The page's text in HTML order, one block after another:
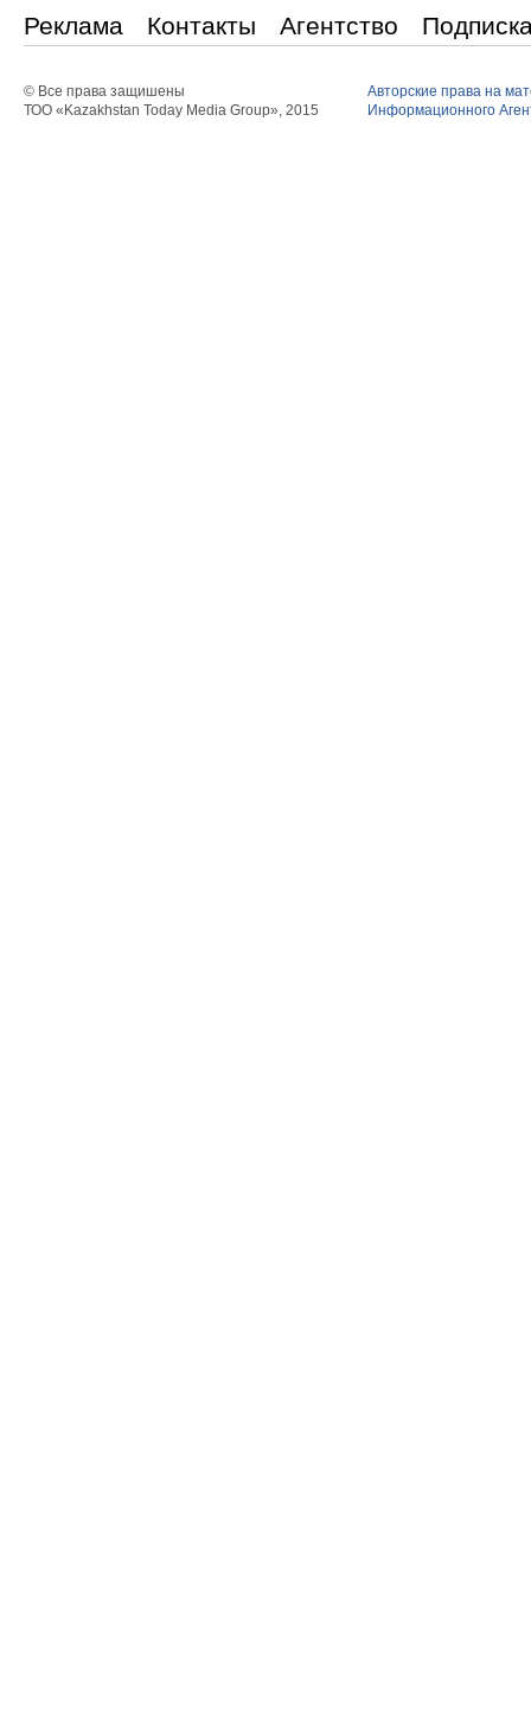
Реклама Контакты Агентство
© Все права защишены
ТОО «Kazakhstan Today Media Group», 2015
Авторские права на
Информационного